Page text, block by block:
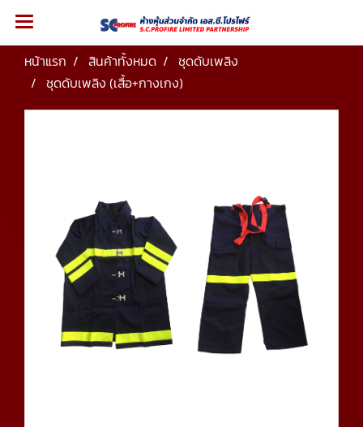
หน้าแรก สินค้าทั้งหมด
ชุดดับเพลิง
ชุดดับเพลิง (เสื้อ+กางเกง)